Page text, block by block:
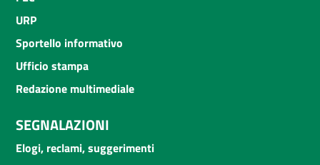
URP
Sportello informativo
Ufficio stampa
Redazione multimediale
SEGNALAZIONI
Elogi, reclami, suggerimenti